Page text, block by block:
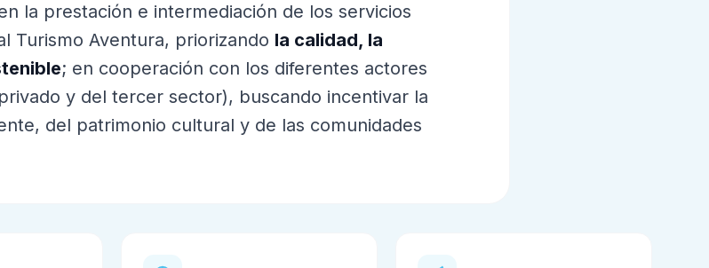
la prestación e intermediación de los servicios
Turismo Aventura, priorizando la calidad, la
; en cooperación con los diferentes actores
y del tercer sector), buscando incentivar la
del patrimonio cultural y de las comunidades